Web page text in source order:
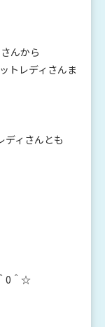
んから
トレディさんま
ディさんとも
0＾☆